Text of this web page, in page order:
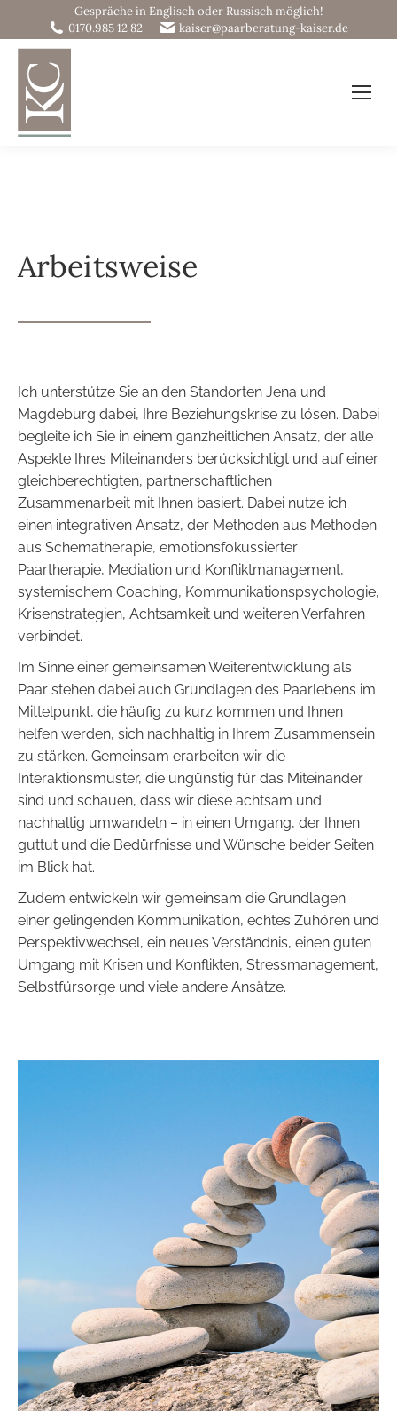
Gespräche in Englisch oder Russisch möglich!
0170.985 12 82
kaiser@paarberatung-kaiser.de
Arbeitsweise
Ich unterstütze Sie an den Standorten Jena und
Magdeburg dabei, Ihre Beziehungskrise zu lösen. Dabei
begleite ich Sie in einem ganzheitlichen Ansatz, der alle
Aspekte Ihres Miteinanders berücksichtigt und auf einer
gleichberechtigten, partnerschaftlichen
Zusammenarbeit mit Ihnen basiert. Dabei nutze ich
einen integrativen Ansatz, der Methoden aus Methoden
aus Schematherapie, emotionsfokussierter
Paartherapie, Mediation und Konfliktmanagement,
systemischem Coaching, Kommunikationspsychologie,
Krisenstrategien, Achtsamkeit und weiteren Verfahren
verbindet.
Im Sinne einer gemeinsamen Weiterentwicklung als
Paar stehen dabei auch Grundlagen des Paarlebens im
Mittelpunkt, die häufig zu kurz kommen und Ihnen
helfen werden, sich nachhaltig in Ihrem Zusammensein
zu stärken. Gemeinsam erarbeiten wir die
Interaktionsmuster, die ungünstig für das Miteinander
sind und schauen, dass wir diese achtsam und
nachhaltig umwandeln – in einen Umgang, der Ihnen
guttut und die Bedürfnisse und Wünsche beider Seiten
im Blick hat.
Zudem entwickeln wir gemeinsam die Grundlagen
einer gelingenden Kommunikation, echtes Zuhören und
Perspektivwechsel, ein neues Verständnis, einen guten
Umgang mit Krisen und Konflikten, Stressmanagement,
Selbstfürsorge und viele andere Ansätze.